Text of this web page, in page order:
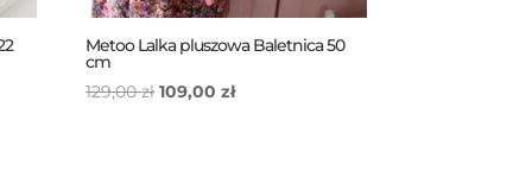
Metoo Lalka pluszowa Baletnica 50
cm
129,00zł Pierwotna
109,00złAktualna